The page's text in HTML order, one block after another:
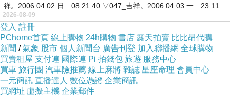
祥。2006.04.02.日 08:21:40 ▽047_吉祥。2006.04.03.一 23:11:
2026-08-09
登入 註冊
PChome首頁 線上購物 24h購物 書店 露天拍賣 比比昂代購
新聞 /氣象 股市 個人新聞台 廣告刊登 加入聯播網 全球購物
買賣租屋 支付連 國際連 Pi 拍錢包 旅遊 服務中心
買車 旅行團 汽車險推薦 線上麻將 雜誌 星座命理 會員中心
一元簡訊 直播達人 數位憑證 企業簡訊
買網址 虛擬主機 企業郵件